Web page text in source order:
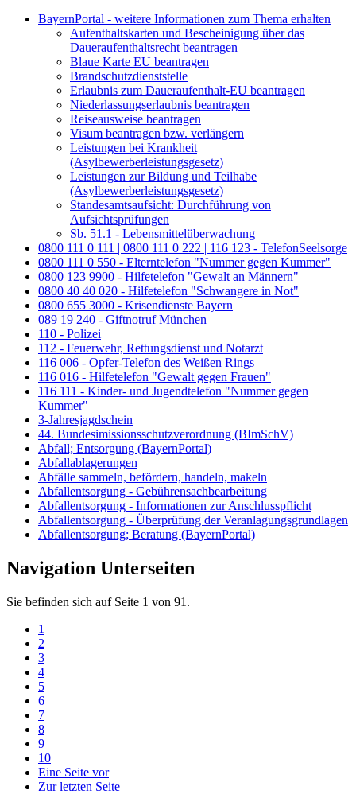
BayernPortal - weitere Informationen zum Thema erhalten
Aufenthaltskarten und Bescheinigung über das
Daueraufenthaltsrecht beantragen
Blaue Karte EU beantragen
Brandschutzdienststelle
Erlaubnis zum Daueraufenthalt-EU beantragen
Niederlassungserlaubnis beantragen
Reiseausweise beantragen
Visum beantragen bzw. verlängern
Leistungen bei Krankheit
(Asylbewerberleistungsgesetz)
Leistungen zur Bildung und Teilhabe
(Asylbewerberleistungsgesetz)
Standesamtsaufsicht: Durchführung von
Aufsichtsprüfungen
Sb. 51.1 - Lebensmittelüberwachung
0800 111 0 111 | 0800 111 0 222 | 116 123 - TelefonSeelsorge
0800 111 0 550 - Elterntelefon "Nummer gegen Kummer"
0800 123 9900 - Hilfetelefon "Gewalt an Männern"
0800 40 40 020 - Hilfetelefon "Schwangere in Not"
0800 655 3000 - Krisendienste Bayern
089 19 240 - Giftnotruf München
110 - Polizei
112 - Feuerwehr, Rettungsdienst und Notarzt
116 006 - Opfer-Telefon des Weißen Rings
116 016 - Hilfetelefon "Gewalt gegen Frauen"
116 111 - Kinder- und Jugendtelefon "Nummer gegen
Kummer"
3-Jahresjagdschein
44. Bundesimissionsschutzverordnung (BImSchV)
Abfall; Entsorgung (BayernPortal)
Abfallablagerungen
Abfälle sammeln, befördern, handeln, makeln
Abfallentsorgung - Gebührensachbearbeitung
Abfallentsorgung - Informationen zur Anschlusspflicht
Abfallentsorgung - Überprüfung der Veranlagungsgrundlagen
Abfallentsorgung; Beratung (BayernPortal)
Navigation Unterseiten
Sie befinden sich auf Seite 1 von 91.
1
2
3
4
5
6
7
8
9
10
Eine Seite vor
Zur letzten Seite